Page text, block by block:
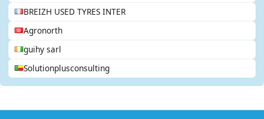
BREIZH USED TYRES INTER
Agronorth
guihy sarl
Solutionplusconsulting